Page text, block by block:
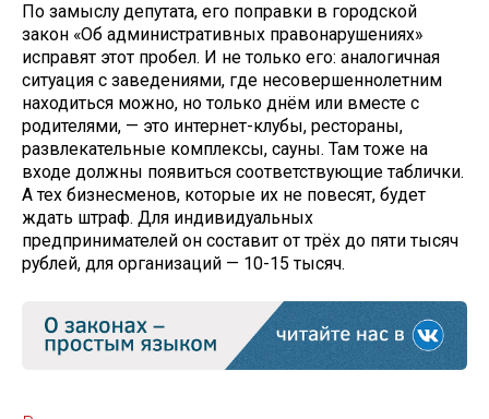
По замыслу депутата, его поправки в городской
закон «Об административных правонарушениях»
исправят этот пробел. И не только его: аналогичная
ситуация с заведениями, где несовершеннолетним
находиться можно, но только днём или вместе с
родителями, — это интернет-клубы, рестораны,
развлекательные комплексы, сауны. Там тоже на
входе должны появиться соответствующие таблички.
А тех бизнесменов, которые их не повесят, будет
ждать штраф. Для индивидуальных
предпринимателей он составит от трёх до пяти тысяч
рублей, для организаций — 10-15 тысяч.